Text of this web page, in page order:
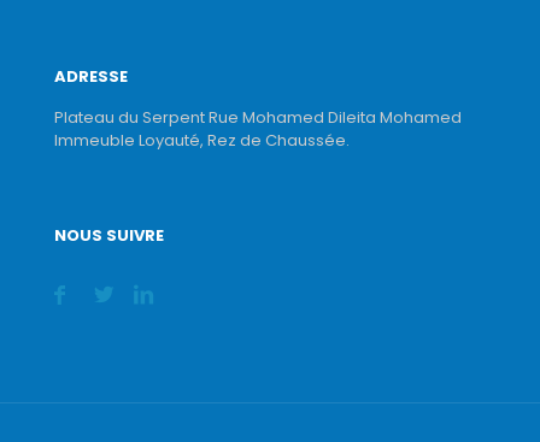
ADRESSE
Plateau du Serpent Rue Mohamed Dileita Mohamed
Immeuble Loyauté, Rez de Chaussée.
NOUS SUIVRE